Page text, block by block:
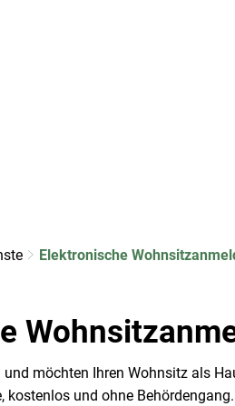
Elektronische
möchten Ihren Wohnsitz als
kostenlos und ohne